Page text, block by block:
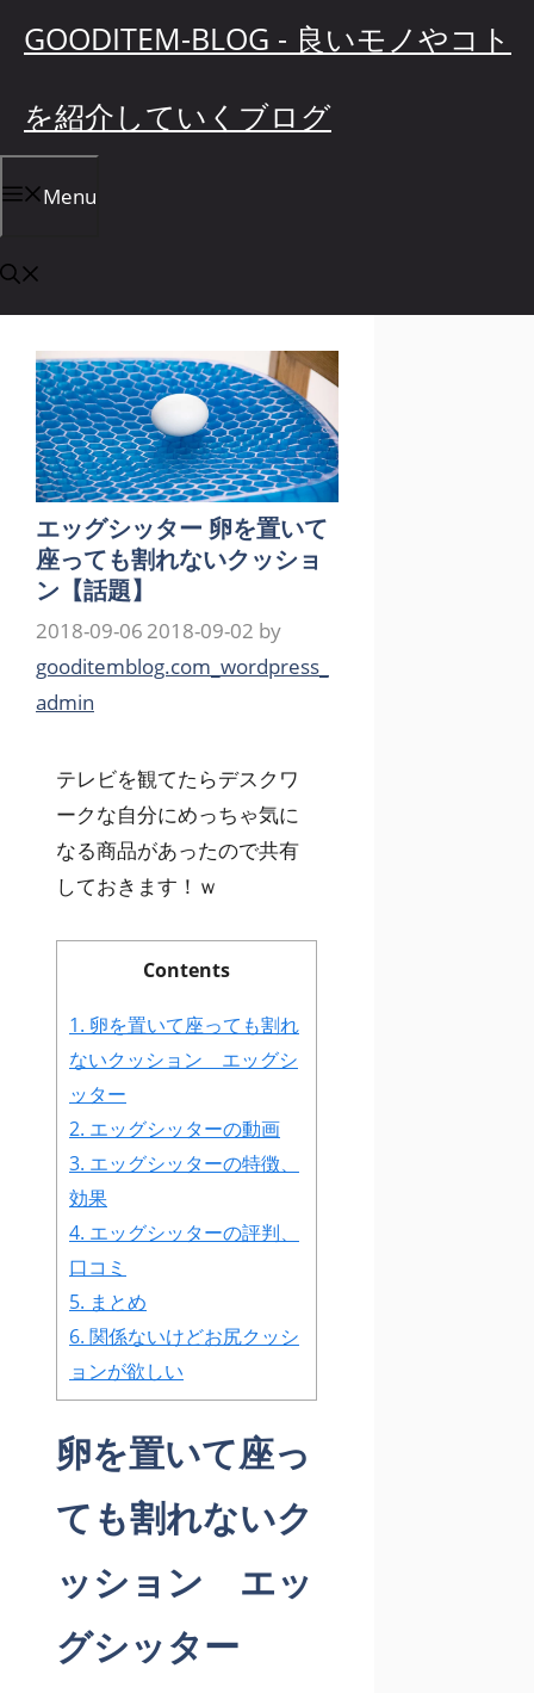
ツ
へ
ス
キ
GOODITEM-BLOG - 良いモノやコト
を紹介していくブログ
Menu
エッグシッター 卵を置いて
座っても割れないクッショ
ン【話題】
2018-09-06 2018-09-02 by
gooditemblog.com_wordpress_
admin
テレビを観てたらデスクワ
ークな自分にめっちゃ気に
なる商品があったので共有
しておきます！ｗ
Contents
1. 卵を置いて座っても割れ
ないクッション エッグシ
ッター
2. エッグシッターの動画
3. エッグシッターの特徴、
効果
4. エッグシッターの評判、
口コミ
5. まとめ
6. 関係ないけどお尻クッシ
ョンが欲しい
卵を置いて座っ
ても割れないク
ッション エッ
グシッター